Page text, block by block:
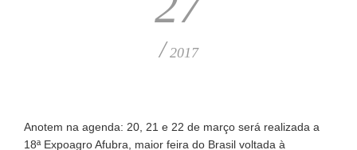
/ 2017
Anotem na agenda: 20, 21 e 22 de março será realizada a
18ª Expoagro Afubra, maior feira do Brasil voltada à